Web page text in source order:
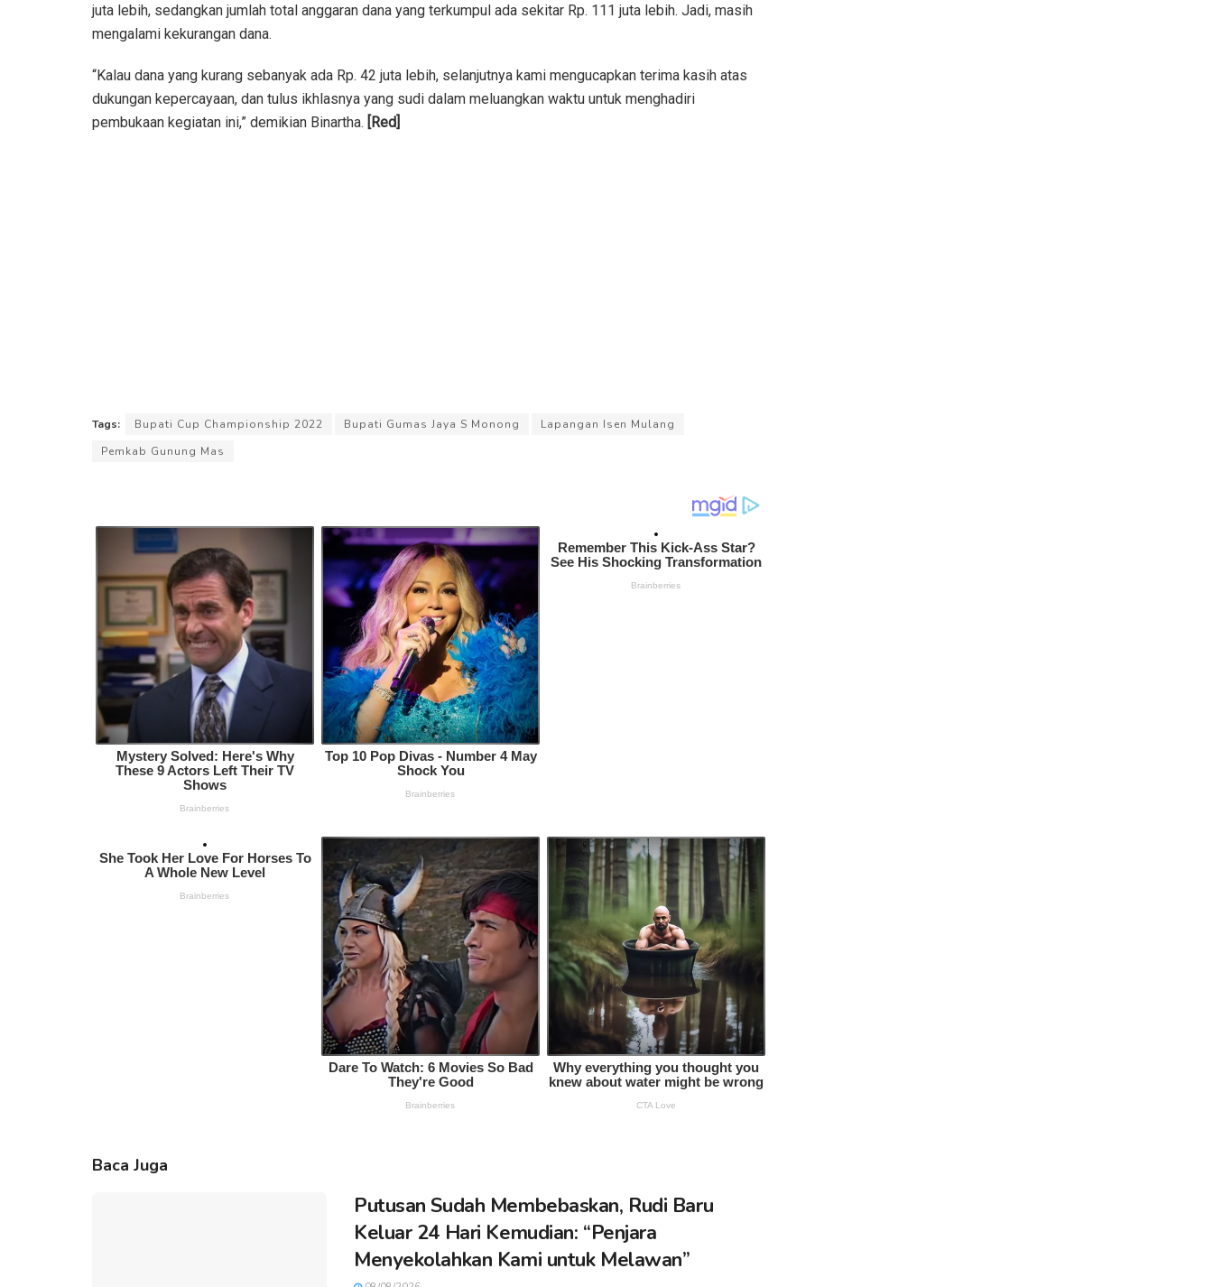
juta lebih, sedangkan jumlah total anggaran dana yang terkumpul ada sekitar Rp. 111 juta lebih. Jadi, masih
mengalami kekurangan dana.
“Kalau dana yang kurang sebanyak ada Rp. 42 juta lebih, selanjutnya kami mengucapkan terima kasih atas
dukungan kepercayaan, dan tulus ikhlasnya yang sudi dalam meluangkan waktu untuk menghadiri
pembukaan kegiatan ini,” demikian Binartha. [Red]
Tags: Bupati Cup Championship 2022 Bupati Gumas Jaya S Monong
Lapangan Isen Mulang
Pemkab Gunung Mas
Baca Juga
Putusan Sudah Membebaskan, Rudi Baru
Keluar 24 Hari Kemudian: “Penjara
Menyekolahkan Kami untuk Melawan”